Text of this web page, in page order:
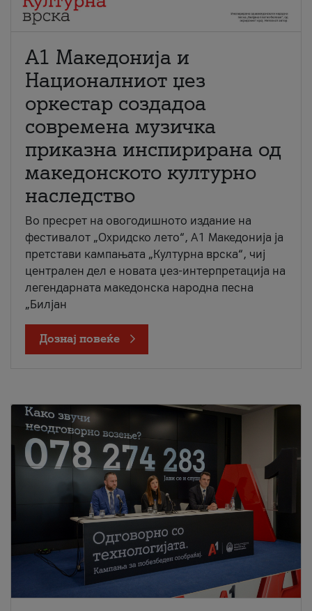
А1 Македонија и
Националниот џез
оркестар создадоа
современа музичка
приказна инспирирана од
македонското културно
наследство
Во пресрет на овогодишното издание на
фестивалот „Охридско лето“, А1 Македонија ја
претстави кампањата „Културна врска“, чиј
централен дел е новата џез-интерпретација на
легендарната македонска народна песна
„Билјан
Дознај повеќе